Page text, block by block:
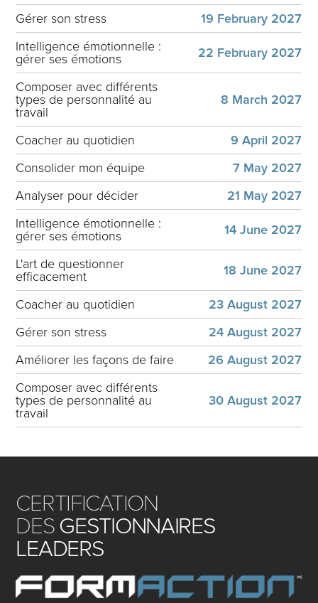
Gérer son stress
19 February 2027
Intelligence émotionnelle :
gérer ses émotions
22 February 2027
Composer avec différents
types de personnalité au
travail
8 March 2027
Coacher au quotidien
9 April 2027
Consolider mon équipe
7 May 2027
Analyser pour décider
21 May 2027
Intelligence émotionnelle :
gérer ses émotions
14 June 2027
L'art de questionner
efficacement
18 June 2027
Coacher au quotidien
23 August 2027
Gérer son stress
24 August 2027
Améliorer les façons de faire
26 August 2027
Composer avec différents
types de personnalité au
travail
30 August 2027
CERTIFICATION
DESGESTIONNAIRES
LEADERS